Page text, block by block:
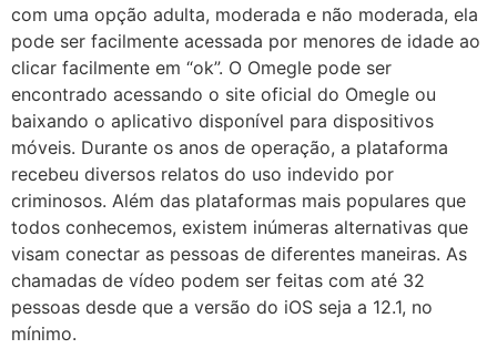
com uma opção adulta, moderada e não moderada, ela
pode ser facilmente acessada por menores de idade ao
clicar facilmente em “ok”. O Omegle pode ser
encontrado acessando o site oficial do Omegle ou
baixando o aplicativo disponível para dispositivos
móveis. Durante os anos de operação, a plataforma
recebeu diversos relatos do uso indevido por
criminosos. Além das plataformas mais populares que
todos conhecemos, existem inúmeras alternativas que
visam conectar as pessoas de diferentes maneiras. As
chamadas de vídeo podem ser feitas com até 32
pessoas desde que a versão do iOS seja a 12.1, no
mínimo.